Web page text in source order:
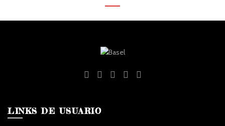
LINKS DE USUARIO